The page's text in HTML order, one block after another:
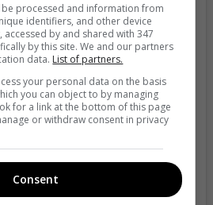
post on Instagram
processed and information from
identifiers, and other device
by and shared with 347
by this site. We and our partners
data. List of partners.
your personal data on the basis
you can object to by managing
for a link at the bottom of this page
or withdraw consent in privacy
Consent